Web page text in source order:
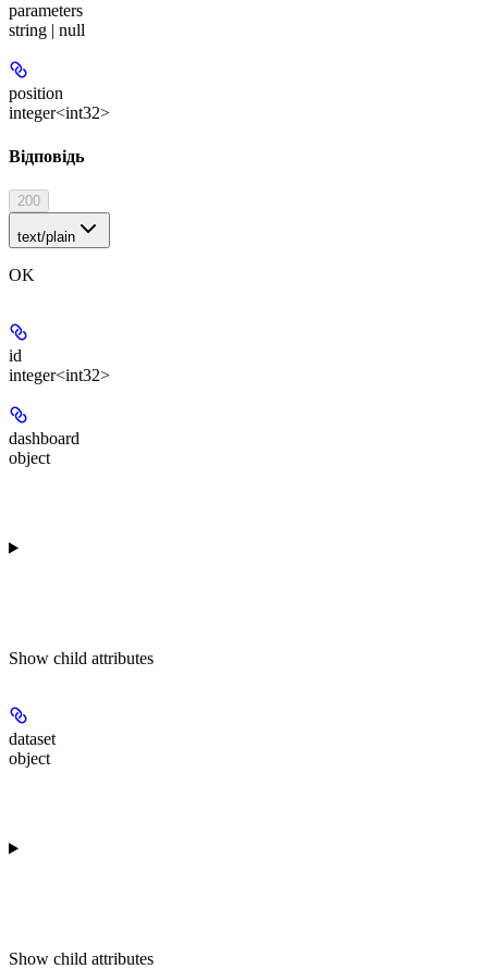
parameters
string | null
position
integer<int32>
Відповідь
200
text/plain
OK
id
integer<int32>
dashboard
object
Show child attributes
dataset
object
Show child attributes